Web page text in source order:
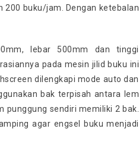
200 buku/jam. Dengan ketebalan
lebar 500mm dan tinggi
pada mesin jilid buku ini
dilengkapi mode auto dan
bak terpisah antara lem
punggung sendiri memiliki 2 bak.
agar engsel buku menjadi